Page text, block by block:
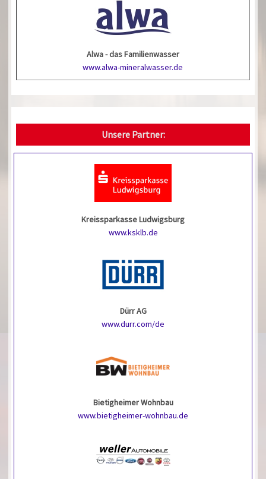
Alwa - das Familienwasser
www.alwa-mineralwasser.de
Unsere Partner:
Kreissparkasse Ludwigsburg
www.ksklb.de
Dürr AG
www.durr.com/de
Bietigheimer Wohnbau
www.bietigheimer-wohnbau.de